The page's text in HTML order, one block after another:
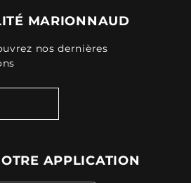
MARIONNAUD
nos dernières
APPLICATION